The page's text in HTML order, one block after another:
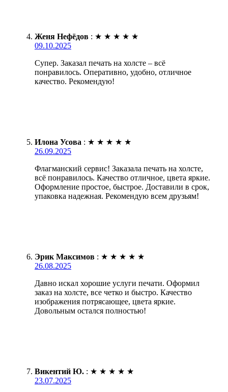
Женя Нефёдов : ★ ★ ★ ★ ★
09.10.2025
Супер. Заказал печать на холсте – всё
понравилось. Оперативно, удобно, отличное
качество. Рекомендую!
Илона Усова : ★ ★ ★ ★ ★
26.09.2025
Флагманский сервис! Заказала печать на холсте,
всё понравилось. Качество отличное, цвета яркие.
Оформление простое, быстрое. Доставили в срок,
упаковка надежная. Рекомендую всем друзьям!
Эрик Максимов : ★ ★ ★ ★ ★
26.08.2025
Давно искал хорошие услуги печати. Оформил
заказ на холсте, все четко и быстро. Качество
изображения потрясающее, цвета яркие.
Довольным остался полностью!
Викентий Ю. : ★ ★ ★ ★ ★
23.07.2025